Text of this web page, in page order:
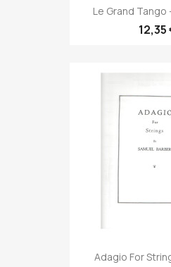
Le Grand Tango
12,35
Adagio For